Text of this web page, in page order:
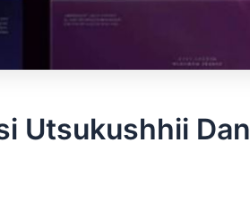
Utsukushhii Dan